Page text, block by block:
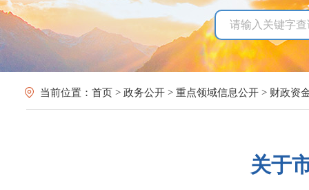
当前位置： 首页 > 政务公开 > 重点领域信息公开 > 财政资
关于